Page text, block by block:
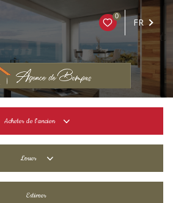
0
FR
Acheter de l'ancien
Louer
Estimer